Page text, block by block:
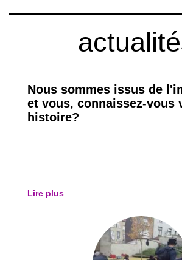
Nous sommes issus de
et vous, connaissez-vous
histoire?
Lire plus